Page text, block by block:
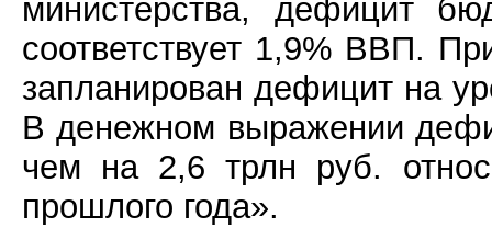
министерства, дефицит
соответствует 1,9% ВВП.
запланирован дефицит на
В денежном выражении
чем на 2,6 трлн руб.
прошлого года».